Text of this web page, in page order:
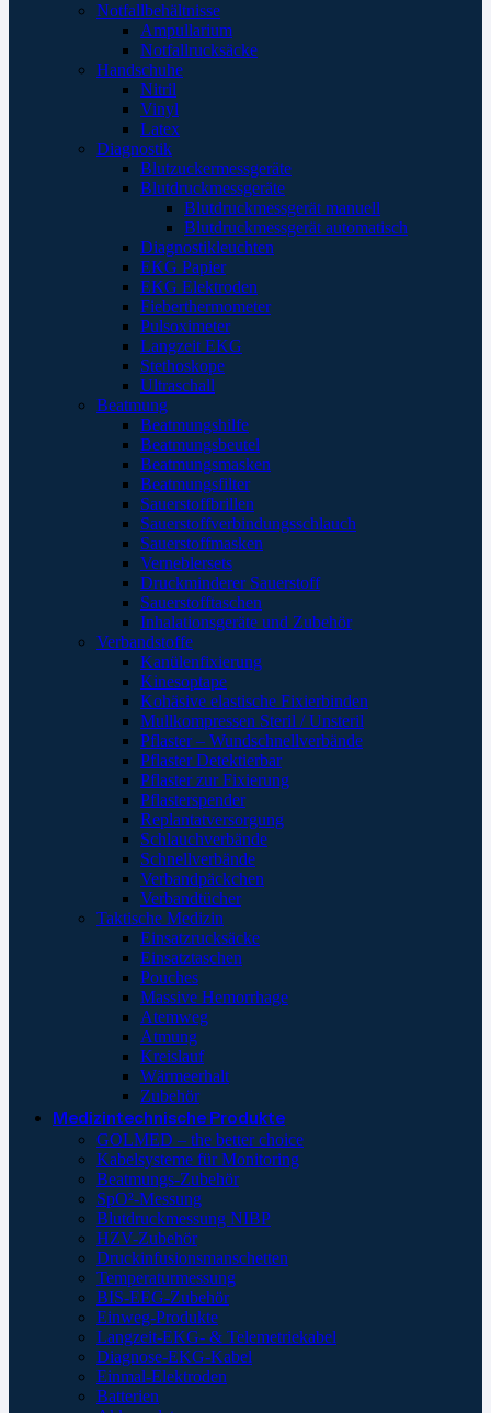
Notfallbehältnisse
Ampullarium
Notfallrucksäcke
Handschuhe
Nitril
Vinyl
Latex
Diagnostik
Blutzuckermessgeräte
Blutdruckmessgeräte
Blutdruckmessgerät manuell
Blutdruckmessgerät automatisch
Diagnostikleuchten
EKG Papier
EKG Elektroden
Fieberthermometer
Pulsoximeter
Langzeit EKG
Stethoskope
Ultraschall
Beatmung
Beatmungshilfe
Beatmungsbeutel
Beatmungsmasken
Beatmungsfilter
Sauerstoffbrillen
Sauerstoffverbindungsschlauch
Sauerstoffmasken
Verneblersets
Druckminderer Sauerstoff
Sauerstofftaschen
Inhalationsgeräte und Zubehör
Verbandstoffe
Kanülenfixierung
Kinesoptape
Kohäsive elastische Fixierbinden
Mullkompressen Steril / Unsteril
Pflaster – Wundschnellverbände
Pflaster Detektierbar
Pflaster zur Fixierung
Pflasterspender
Replantatversorgung
Schlauchverbände
Schnellverbände
Verbandpäckchen
Verbandtücher
Taktische Medizin
Einsatzrucksäcke
Einsatztaschen
Pouches
Massive Hemorrhage
Atemweg
Atmung
Kreislauf
Wärmeerhalt
Zubehör
Medizintechnische Produkte
GOLMED – the better choice
Kabelsysteme für Monitoring
Beatmungs-Zubehör
SpO²-Messung
Blutdruckmessung NIBP
HZV-Zubehör
Druckinfusionsmanschetten
Temperaturmessung
BIS-EEG-Zubehör
Einweg-Produkte
Langzeit-EKG- & Telemetriekabel
Diagnose-EKG-Kabel
Einmal-Elektroden
Batterien